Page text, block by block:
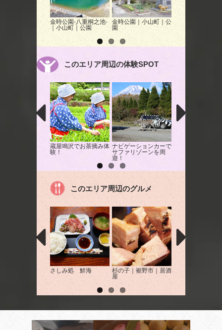
金時公園-八重桐之池-
｜小山町｜公園
金時公園｜小山町｜公
園
時之栖 桜ライ
プ
このエリア周辺の体験SPOT
蔵屋鳴沢でお茶摘み体
験！
ナビゲーションカーで
サファリゾーンを周
遊！
このエリア周辺のグルメ
さしみ処 鮮海
杉の子｜裾野市｜居酒
屋
｜カレー